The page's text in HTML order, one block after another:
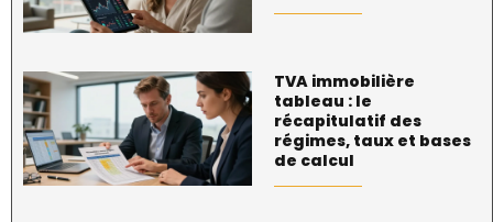
TVA immobilière
tableau : le
récapitulatif des
régimes, taux et bases
de calcul